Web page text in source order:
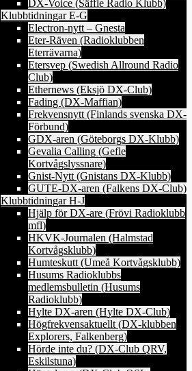
DX-Voice (Säffle Radio Klubb)
Klubbtidningar E-G
Electron-nytt – Gnesta
Eter-Räven (Radioklubben
Eterrävarna)
Etersvep (Swedish Allround Radio
Club)
Ethernews (Eksjö DX-Club)
Fading (DX-Maffian)
Frekvensnytt (Finlands svenska DX-
Förbund)
GDX-aren (Göteborgs DX-Klubb)
Gevalia Calling (Gefle
Kortvågslyssnare)
Gnist-Nytt (Gnistans DX-Klubb)
GUTE-DX-aren (Falkens DX-Club)
Klubbtidningar H-J
Hjälp för DX-are (Frövi Radioklubb
mfl)
HKVK-Journalen (Halmstad
Kortvågsklubb)
Humteskutt (Umeå Kortvågsklubb)
Husums Radioklubbs
medlemsbulletin (Husums
Radioklubb)
Hylte DX-aren (Hylte DX-Club)
Högfrekvensaktuellt (DX-klubben
Explorers, Falkenberg)
Hörde inte du? (DX-Club QRV,
Eskilstuna)